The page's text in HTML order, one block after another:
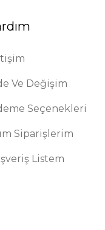
Ve Değişim
Seçenekleri
Siparişlerim
Listem